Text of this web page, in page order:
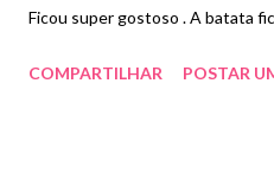
Ficou super gostoso . A batata
COMPARTILHAR
POSTAR